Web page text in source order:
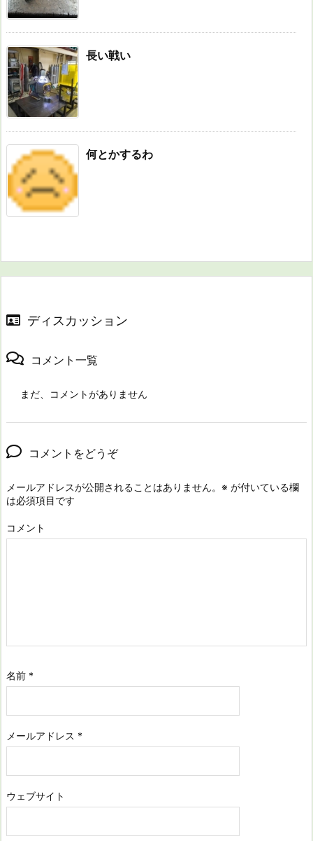
長い戦い
何とかするわ
ディスカッション
コメント一覧
まだ、コメントがありません
コメントをどうぞ
メールアドレスが公開されることはありません。 ※ が付いている欄
は必須項目です
コメント
名前 *
メールアドレス *
ウェブサイト